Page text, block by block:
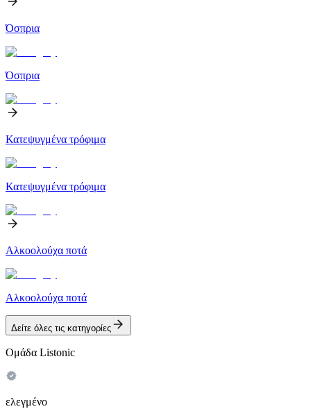
Όσπρια
Όσπρια
Κατεψυγμένα τρόφιμα
Κατεψυγμένα τρόφιμα
Αλκοολούχα ποτά
Αλκοολούχα ποτά
Δείτε όλες τις κατηγορίες
Ομάδα Listonic
ελεγμένο